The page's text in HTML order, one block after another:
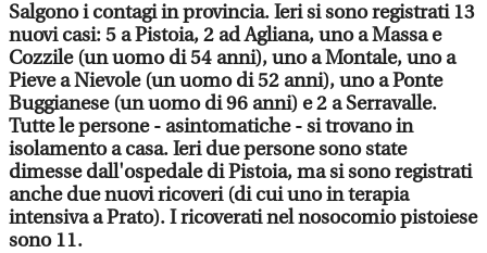
Salgono i contagi in provincia. Ieri si sono registrati 13
nuovi casi: 5 a Pistoia, 2 ad Agliana, uno a Massa e
Cozzile (un uomo di 54 anni), uno a Montale, uno a
Pieve a Nievole (un uomo di 52 anni), uno a Ponte
Buggianese (un uomo di 96 anni) e 2 a Serravalle.
Tutte le persone - asintomatiche - si trovano in
isolamento a casa. Ieri due persone sono state
dimesse dall'ospedale di Pistoia, ma si sono registrati
anche due nuovi ricoveri (di cui uno in terapia
intensiva a Prato). I ricoverati nel nosocomio pistoiese
sono 11.